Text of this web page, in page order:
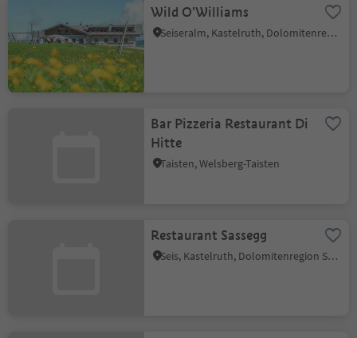
Wild O'Williams
Seiseralm, Kastelruth, Dolomitenregion Seiser Alm
Bar Pizzeria Restaurant Di
Hitte
Taisten, Welsberg-Taisten
Restaurant Sassegg
Seis, Kastelruth, Dolomitenregion Seiser Alm